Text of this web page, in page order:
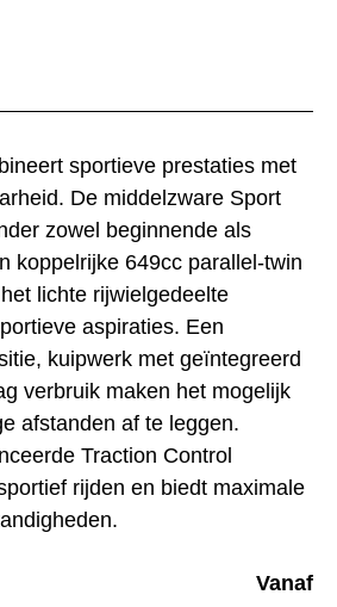
sportieve prestaties met
De middelzware Sport
zowel beginnende als
koppelrijke 649cc parallel-twin
lichte rijwielgedeelte
aspiraties. Een
kuipwerk met geïntegreerd
verbruik maken het mogelijk
afstanden af te leggen.
Traction Control
rijden en biedt maximale
Vanaf